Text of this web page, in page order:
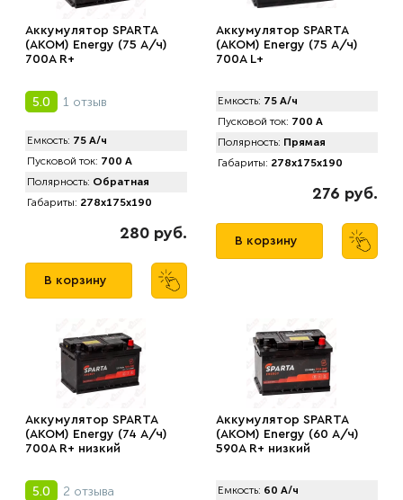
Аккумулятор SPARTA
(АKOM) Energy (75 А/ч)
700A R+
5.0 1 отзыв
Емкость: 75 А/ч
Пусковой ток: 700 А
Полярность: Обратная
Габариты: 278x175x190
280 руб.
В корзину
Аккумулятор SPARTA
(АKOM) Energy (75 А/ч)
700A L+
Емкость: 75 А/ч
Пусковой ток: 700 А
Полярность: Прямая
Габариты: 278x175x190
276 руб.
В корзину
Аккумулятор SPARTA
(АKOM) Energy (74 А/ч)
700A R+ низкий
5.0 2 отзыва
Аккумулятор SPARTA
(АKOM) Energy (60 А/ч)
590A R+ низкий
Емкость: 60 А/ч